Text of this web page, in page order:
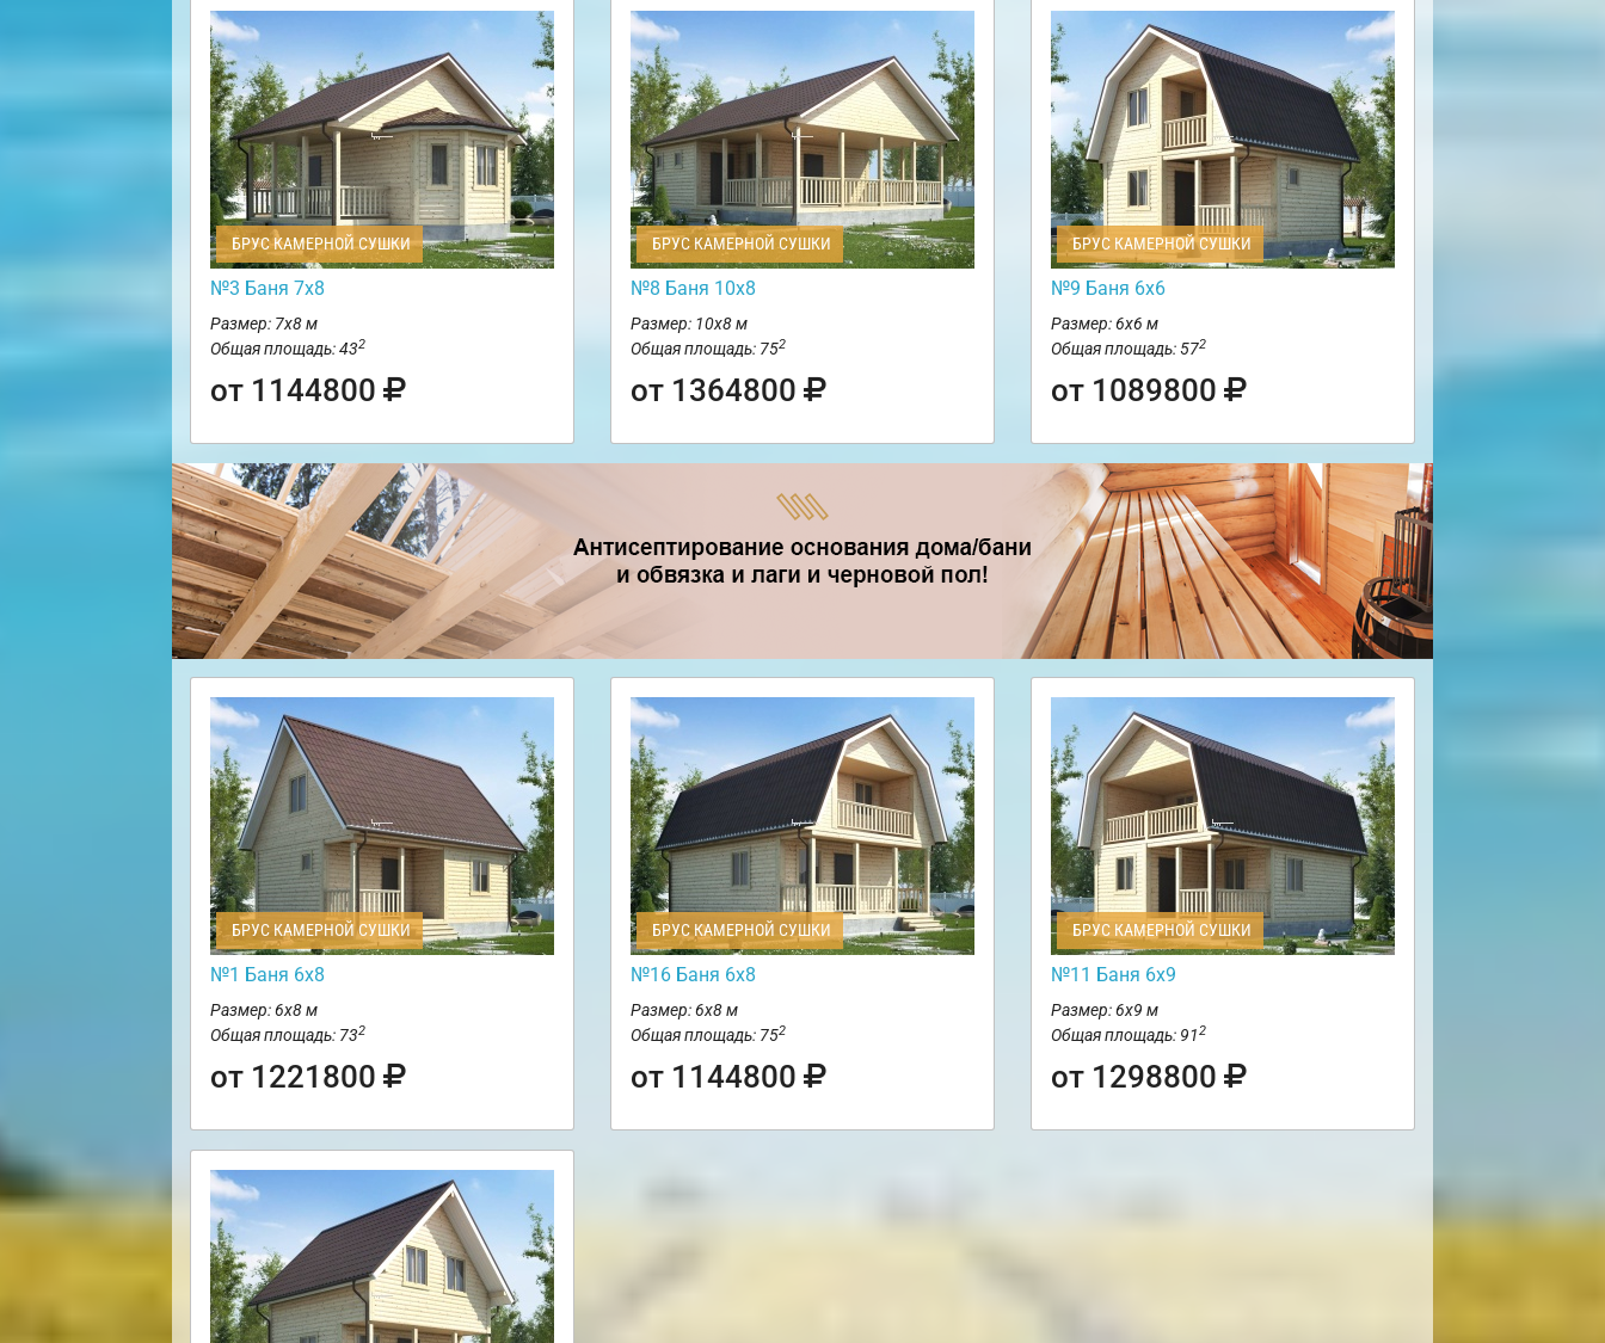
БРУС КАМЕРНОЙ СУШКИ
№3 Баня 7х8
Размер: 7х8 м
Общая площадь: 432
от 1144800
БРУС КАМЕРНОЙ СУШКИ
№8 Баня 10х8
Размер: 10х8 м
Общая площадь: 752
от 1364800
БРУС КАМЕРНОЙ СУШКИ
№9 Баня 6х6
Размер: 6х6 м
Общая площадь: 572
от 1089800
БРУС КАМЕРНОЙ СУШКИ
№1 Баня 6х8
Размер: 6х8 м
Общая площадь: 732
от 1221800
БРУС КАМЕРНОЙ СУШКИ
№16 Баня 6х8
Размер: 6х8 м
Общая площадь: 752
от 1144800
БРУС КАМЕРНОЙ СУШКИ
№11 Баня 6х9
Размер: 6х9 м
Общая площадь: 912
от 1298800